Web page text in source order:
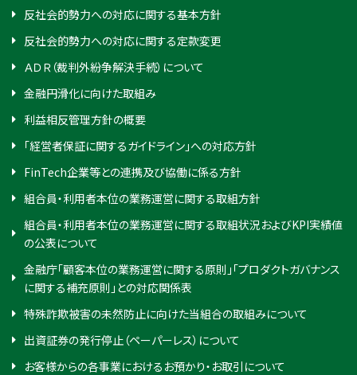
反社会的勢力への対応に関する基本方針
反社会的勢力への対応に関する定款変更
ＡＤＲ（裁判外紛争解決手続）について
金融円滑化に向けた取組み
利益相反管理方針の概要
「経営者保証に関するガイドライン」への対応方針
FinTech企業等との連携及び協働に係る方針
組合員・利用者本位の業務運営に関する取組方針
組合員・利用者本位の業務運営に関する取組状況およびKPI実績値
の公表について
金融庁「顧客本位の業務運営に関する原則」「プロダクトガバナンス
に関する補充原則」との対応関係表
特殊詐欺被害の未然防止に向けた当組合の取組みについて
出資証券の発行停止（ペーパーレス）について
お客様からの各事業におけるお預かり・お取引について